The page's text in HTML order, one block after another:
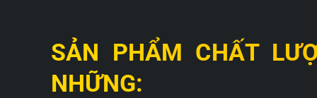
SẢN PHẨM CHẤT
NHỮNG: